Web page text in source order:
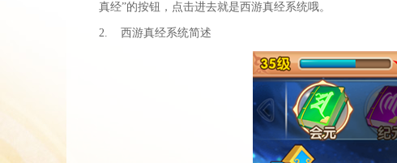
真经”的按钮，点击进去就是西游真经系统哦。
2. 西游真经系统简述